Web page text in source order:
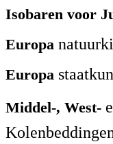
Isobaren voor
Europa
Europa
Middel-, West-